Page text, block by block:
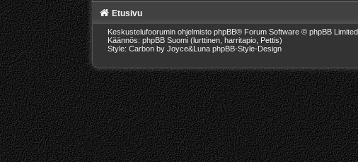
Etusivu
Keskustelufoorumin ohjelmisto phpBB® Forum Software © phpBB Limited
Käännös: phpBB Suomi (lurttinen, harritapio, Pettis)
Style: Carbon by Joyce&Luna phpBB-Style-Design